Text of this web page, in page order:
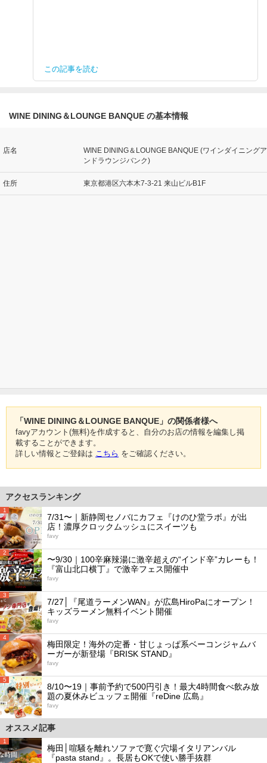
この記事を読む
WINE DINING＆LOUNGE BANQUE の基本情報
店名
WINE DINING＆LOUNGE BANQUE (ワインダイニングア
ンドラウンジバンク)
住所 東京都港区六本木7-3-21 来山ビルB1F
「WINE DINING＆LOUNGE BANQUE」の関係者様へ
favyアカウント(無料)を作成すると、自分のお店の情報を編集し掲
載することができます。
詳しい情報とご登録は こちら をご確認ください。
アクセスランキング
1
7/31〜｜新静岡セノバにカフェ『けのひ堂ラボ』が出
店！濃厚クロックムッシュにスイーツも
favy
2
〜9/30｜100辛麻辣湯に激辛超えの“インド辛”カレーも！
『富山北口横丁』で激辛フェス開催中
favy
3
7/27│『尾道ラーメンWAN』が広島HiroPaにオープン！
キッズラーメン無料イベント開催
favy
4
梅田限定！海外の定番・甘じょっぱ系ベーコンジャムバ
ーガーが新登場『BRISK STAND』
favy
5
8/10〜19｜事前予約で500円引き！最大4時間食べ飲み放
題の夏休みビュッフェ開催『reDine 広島』
favy
オススメ記事
1
梅田│喧騒を離れソファで寛ぐ穴場イタリアンバル
『pasta stand』。長居もOKで使い勝手抜群